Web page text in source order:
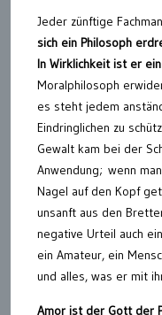
Jeder zünftige
sich ein Philosoph
In Wirklichkeit ist er
Moralphilosoph
es steht jedem
Eindringlichen zu
Gewalt kam bei der
Anwendung; wenn
Nagel auf den Kopf
unsanft aus den
negative Urteil auch
ein Amateur, ein
und alles, was er mit
Amor ist der Gott der